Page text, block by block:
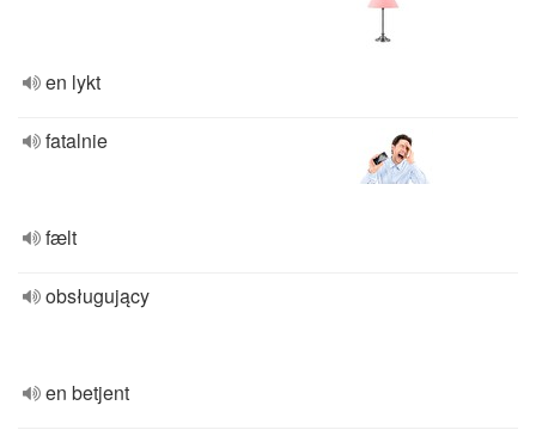
en lykt
fatalnie
fælt
obsługujący
en betjent